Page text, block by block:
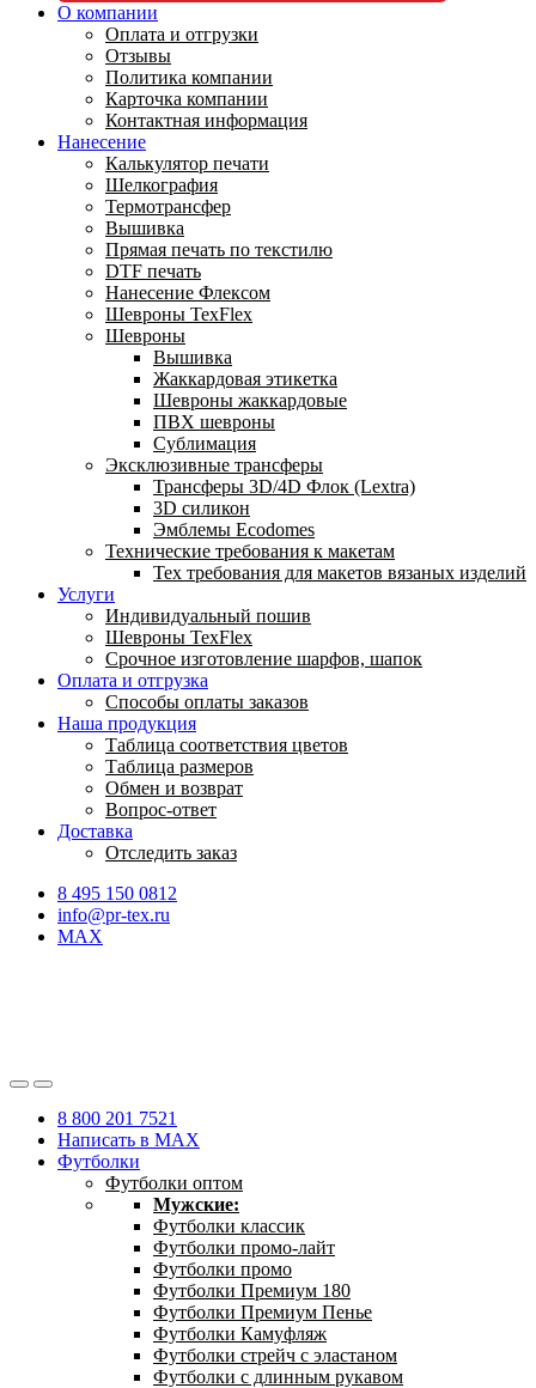
О компании
Оплата и отгрузки
Отзывы
Политика компании
Карточка компании
Контактная информация
Нанесение
Калькулятор печати
Шелкография
Термотрансфер
Вышивка
Прямая печать по текстилю
DTF печать
Нанесение Флексом
Шевроны TexFlex
Шевроны
Вышивка
Жаккардовая этикетка
Шевроны жаккардовые
ПВХ шевроны
Сублимация
Эксклюзивные трансферы
Трансферы 3D/4D Флок (Lextra)
3D силикон
Эмблемы Ecodomes
Технические требования к макетам
Тех требования для макетов вязаных изделий
Услуги
Индивидуальный пошив
Шевроны TexFlex
Срочное изготовление шарфов, шапок
Оплата и отгрузка
Способы оплаты заказов
Наша продукция
Таблица соответствия цветов
Таблица размеров
Обмен и возврат
Вопрос-ответ
Доставка
Отследить заказ
8 495 150 0812
info@pr-tex.ru
MAX
8 800 201 7521
Написать в MAX
Футболки
Футболки оптом
Мужские:
Футболки классик
Футболки промо-лайт
Футболки промо
Футболки Премиум 180
Футболки Премиум Пенье
Футболки Камуфляж
Футболки стрейч с эластаном
Футболки с длинным рукавом